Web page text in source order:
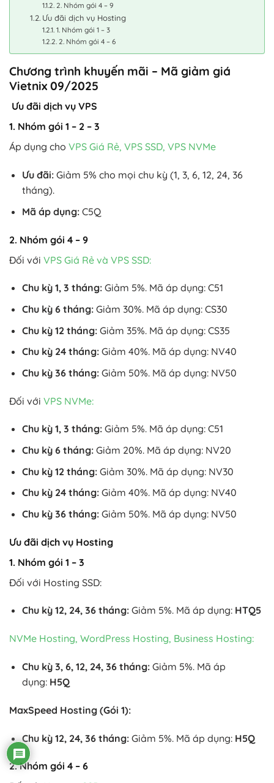
2. Nhóm gói 4 – 9
Ưu đãi dịch vụ Hosting
1. Nhóm gói 1 – 3
2. Nhóm gói 4 – 6
Chương trình khuyến mãi – Mã giảm giá
Vietnix 09/2025
Ưu đãi dịch vụ VPS
1. Nhóm gói 1 – 2 – 3
Áp dụng cho VPS Giá Rẻ, VPS SSD, VPS NVMe
Ưu đãi:Giảm 5% cho mọi chu kỳ (1, 3, 6, 12, 24, 36
tháng).
Mã áp dụng: C5Q
2. Nhóm gói 4 – 9
Đối với VPS Giá Rẻ và VPS SSD:
Chu kỳ 1, 3 tháng: Giảm 5%. Mã áp dụng: C51
Chu kỳ 6 tháng: Giảm 30%. Mã áp dụng: CS30
Chu kỳ 12 tháng: Giảm 35%. Mã áp dụng: CS35
Chu kỳ 24 tháng:Giảm 40%. Mã áp dụng: NV40
Chu kỳ 36 tháng: Giảm 50%. Mã áp dụng: NV50
Đối với VPS NVMe:
Chu kỳ 1, 3 tháng: Giảm 5%. Mã áp dụng: C51
Chu kỳ 6 tháng: Giảm 20%. Mã áp dụng: NV20
Chu kỳ 12 tháng:Giảm 30%. Mã áp dụng: NV30
Chu kỳ 24 tháng:Giảm 40%. Mã áp dụng: NV40
Chu kỳ 36 tháng: Giảm 50%. Mã áp dụng: NV50
Ưu đãi dịch vụ Hosting
1. Nhóm gói 1 – 3
Đối với Hosting SSD:
Chu kỳ 12, 24, 36 tháng: Giảm 5%. Mã áp dụng: HTQ5
NVMe Hosting, WordPress Hosting, Business Hosting:
Chu kỳ 3, 6, 12, 24, 36 tháng:Giảm 5%. Mã áp
dụng: H5Q
MaxSpeed Hosting (Gói 1):
Chu kỳ 12, 24, 36 tháng: Giảm 5%. Mã áp dụng: H5Q
2. Nhóm gói 4 – 6